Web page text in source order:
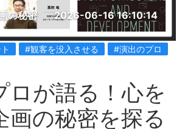
の秘密 2026-06-16 16:10:14
#観客を没入させる #演出のプロ
ロが語る！心を
画の秘密を探る